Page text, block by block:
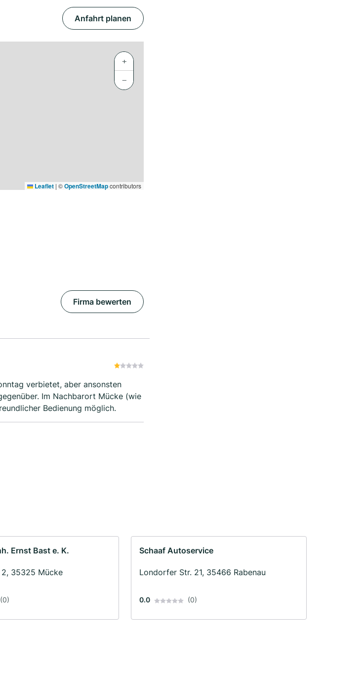
Anfahrt planen
+
−
Leaflet | ©OpenStreetMapcontributors
Firma bewerten
verbietet, aber ansonsten
Im Nachbarort Mücke (wie
Bedienung möglich.
Ernst Bast e. K.
2, 35325 Mücke
(0)
Schaaf Autoservice
Londorfer Str. 21, 35466 Rabenau
0.0 (0)